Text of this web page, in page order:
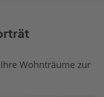
Wohnträume zur